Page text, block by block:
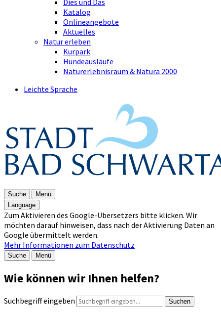
Katalog
Onlineangebote
Aktuelles
Natur erleben
Kurpark
Hundeausläufe
Naturerlebnisraum & Natura 2000
Leichte Sprache
Suche
Menü
Language
Zum Aktivieren des Google-Übersetzers bitte klicken. Wir
möchten darauf hinweisen, dass nach der Aktivierung Daten an
Google übermittelt werden.
Mehr Informationen zum Datenschutz
Suche Menü
Wie können wir Ihnen helfen?
Suchbegriff eingeben Suchen